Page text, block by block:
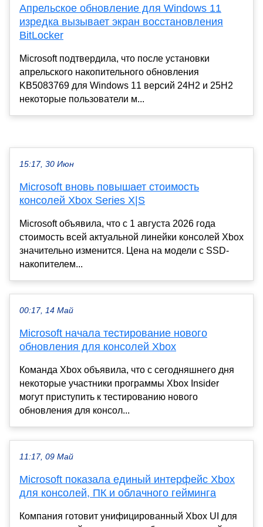
Апрельское обновление для Windows 11
изредка вызывает экран восстановления
BitLocker
Microsoft подтвердила, что после установки
апрельского накопительного обновления
KB5083769 для Windows 11 версий 24H2 и 25H2
некоторые пользователи м...
15:17, 30 Июн
Microsoft вновь повышает стоимость
консолей Xbox Series X|S
Microsoft объявила, что с 1 августа 2026 года
стоимость всей актуальной линейки консолей Xbox
значительно изменится. Цена на модели с SSD-
накопителем...
00:17, 14 Май
Microsoft начала тестирование нового
обновления для консолей Xbox
Команда Xbox объявила, что с сегодняшнего дня
некоторые участники программы Xbox Insider
могут приступить к тестированию нового
обновления для консол...
11:17, 09 Май
Microsoft показала единый интерфейс Xbox
для консолей, ПК и облачного гейминга
Компания готовит унифицированный Xbox UI для